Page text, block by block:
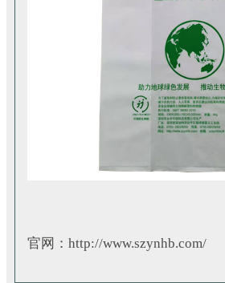
官网： http://www.szynhb.com/